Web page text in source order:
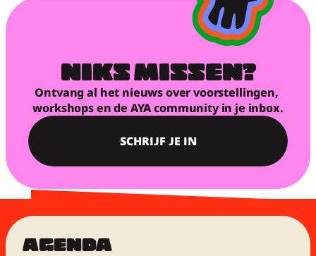
NIKS MISSEN?
Ontvang al het nieuws over voorstellingen,
workshops en de AYA community in je inbox.
SCHRIJF JE IN
AGENDA